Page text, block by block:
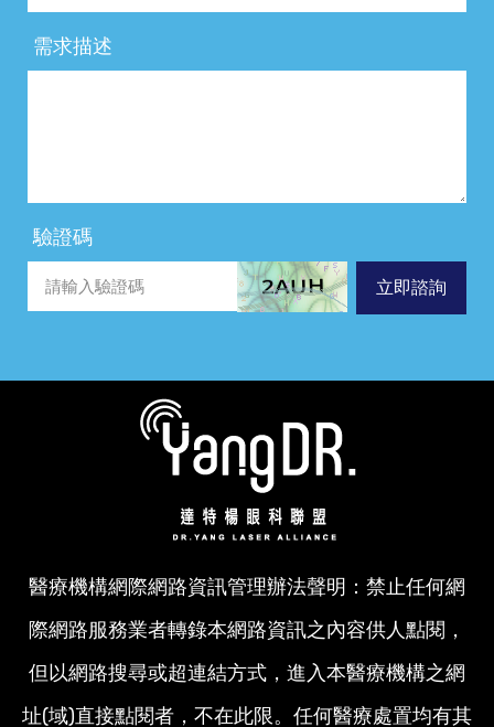
需求描述
驗證碼
立即諮詢
醫療機構網際網路資訊管理辦法聲明：禁止任何網
際網路服務業者轉錄本網路資訊之內容供人點閱，
但以網路搜尋或超連結方式，進入本醫療機構之網
址(域)直接點閱者，不在此限。任何醫療處置均有其